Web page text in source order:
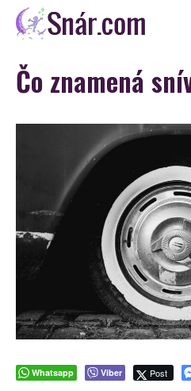
Skip
Snár
Čo znamená
Whatsapp Viber Post